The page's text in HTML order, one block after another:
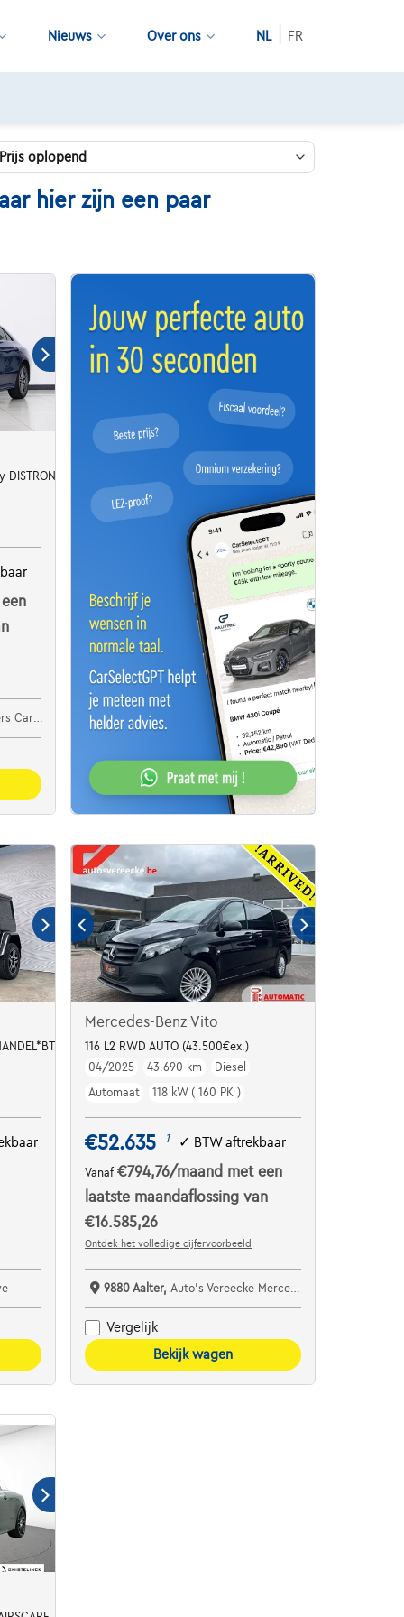
Nieuws Over ons NL FR
hier zijn een paar
DISTRONIC Sfeerlicht
Center
Mercedes-Benz Vito
116 L2 RWD AUTO (43.500€ex.)
04/2025
43.690 km
Diesel
Automaat
118 kW ( 160 PK )
€52.635 1 ✓ BTW aftrekbaar
Vanaf€794,76/maand met een
laatste maandaflossing van
€16.585,26
Ontdek het volledige cijfervoorbeeld
9880 Aalter, Auto's Vereecke Mercedes Vans
Vergelijk
Bekijk wagen